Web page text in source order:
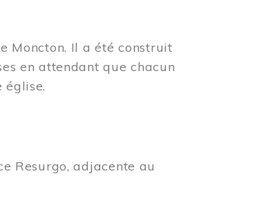
Moncton. Il a été construit
en attendant que chacun
église.
Resurgo, adjacente au